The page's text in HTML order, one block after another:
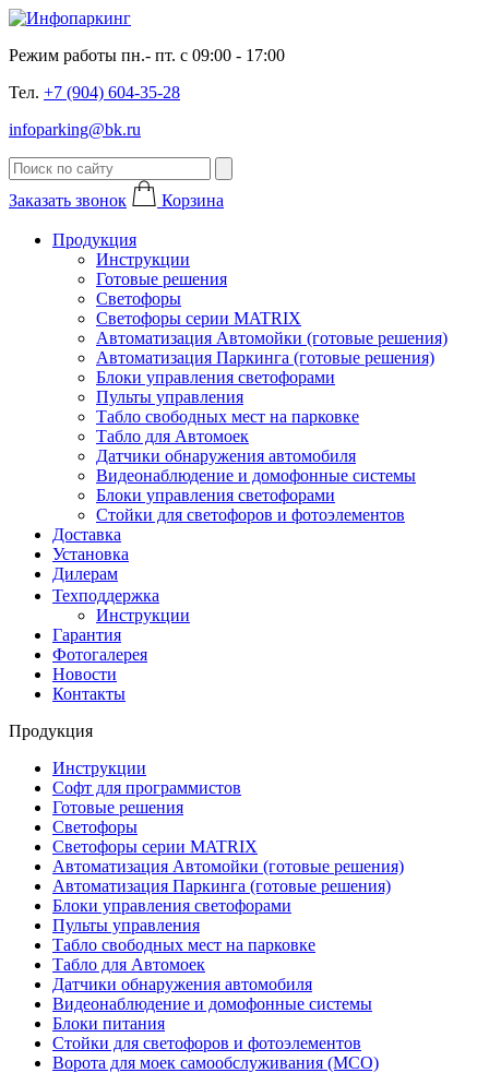
Режим работы пн.- пт. с 09:00 - 17:00
Тел. +7 (904) 604-35-28
infoparking@bk.ru
Заказать звонок Корзина
Продукция
Инструкции
Готовые решения
Светофоры
Светофоры серии MATRIX
Автоматизация Автомойки (готовые решения)
Автоматизация Паркинга (готовые решения)
Блоки управления светофорами
Пульты управления
Табло свободных мест на парковке
Табло для Автомоек
Датчики обнаружения автомобиля
Видеонаблюдение и домофонные системы
Блоки управления светофорами
Стойки для светофоров и фотоэлементов
Доставка
Установка
Дилерам
Техподдержка
Инструкции
Гарантия
Фотогалерея
Новости
Контакты
Продукция
Инструкции
Софт для программистов
Готовые решения
Светофоры
Светофоры серии MATRIX
Автоматизация Автомойки (готовые решения)
Автоматизация Паркинга (готовые решения)
Блоки управления светофорами
Пульты управления
Табло свободных мест на парковке
Табло для Автомоек
Датчики обнаружения автомобиля
Видеонаблюдение и домофонные системы
Блоки питания
Стойки для светофоров и фотоэлементов
Ворота для моек самообслуживания (МСО)